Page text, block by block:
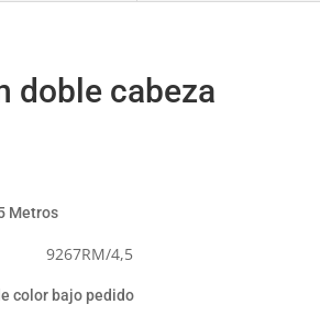
doble cabeza
Metros
4,5
color bajo pedido